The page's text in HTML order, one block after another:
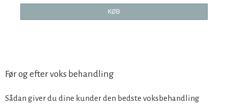
KØB
Før og efter voks behandling
Sådan giver du dine kunder den bedste voksbehandling